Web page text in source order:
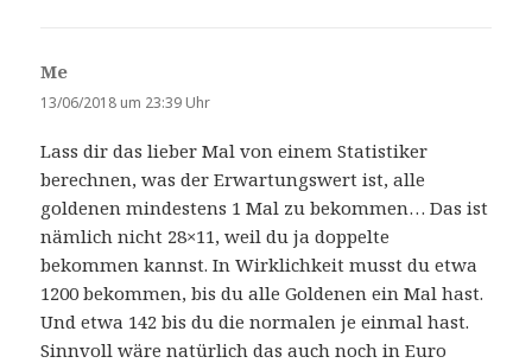
Me
a
t
:
13/06/2018 um 23:39 Uhr
Lass dir das lieber Mal von einem Statistiker
berechnen, was der Erwartungswert ist, alle
goldenen mindestens 1 Mal zu bekommen… Das ist
nämlich nicht 28×11, weil du ja doppelte
bekommen kannst. In Wirklichkeit musst du etwa
1200 bekommen, bis du alle Goldenen ein Mal hast.
Und etwa 142 bis du die normalen je einmal hast.
Sinnvoll wäre natürlich das auch noch in Euro